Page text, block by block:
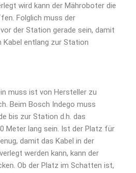
wird kann der Mähroboter die
Folglich muss der
der Station gerade sein, damit
entlang zur Station
muss ist von Hersteller zu
Beim Bosch Indego muss
bis zur Station d.h. das
Meter lang sein. Ist der Platz für
damit das Kabel in der
werden kann, kann der
Ob der Platz im Schatten ist,